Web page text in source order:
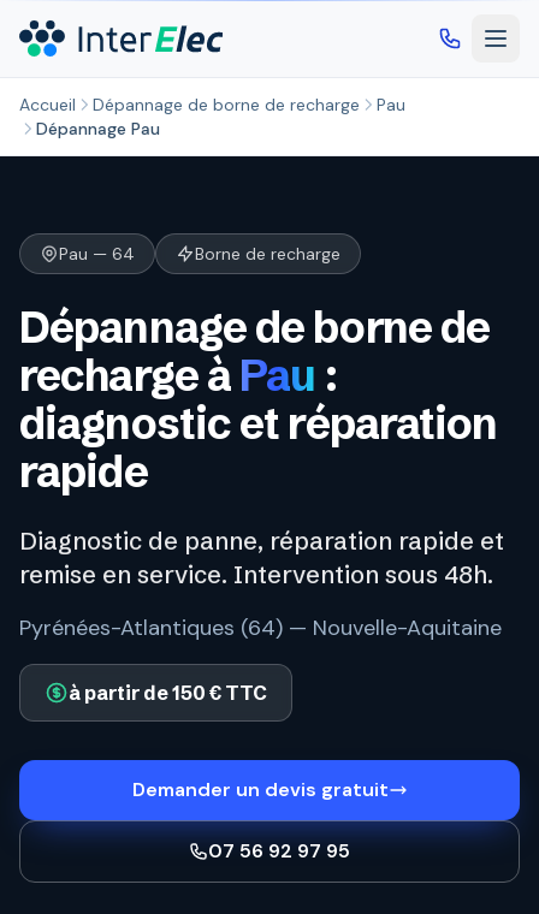
Accueil Dépannage de borne de recharge
Pau
Dépannage Pau
Pau — 64 Borne de recharge
Dépannage de borne de
recharge à Pau :
diagnostic et réparation
rapide
Diagnostic de panne, réparation rapide et
remise en service. Intervention sous 48h.
Pyrénées-Atlantiques (64) — Nouvelle-Aquitaine
à partir de 150 € TTC
Demander un devis gratuit
07 56 92 97 95